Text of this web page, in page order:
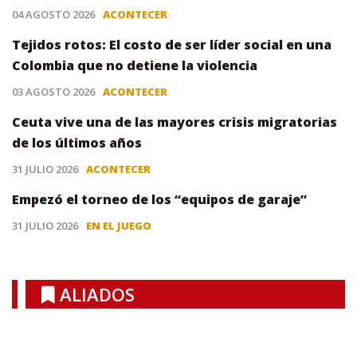
04 AGOSTO 2026 ACONTECER
Tejidos rotos: El costo de ser líder social en una
Colombia que no detiene la violencia
03 AGOSTO 2026 ACONTECER
Ceuta vive una de las mayores crisis migratorias
de los últimos años
31 JULIO 2026 ACONTECER
Empezó el torneo de los “equipos de garaje”
31 JULIO 2026 EN EL JUEGO
ALIADOS